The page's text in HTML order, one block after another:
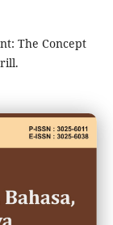
The Concept